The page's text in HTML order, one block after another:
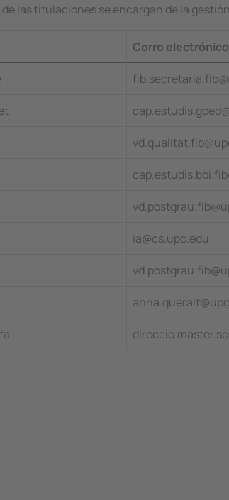
las titulaciones se encargan de la
Corro electrónico
ia@cs.upc.edu